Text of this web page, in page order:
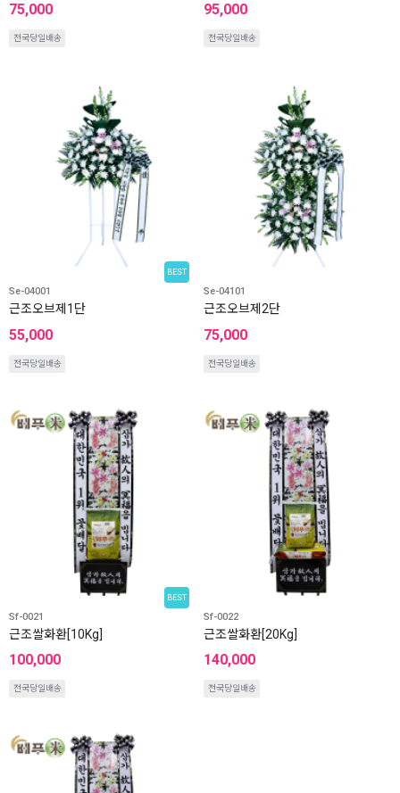
75,000
전국당일배송
95,000
전국당일배송
BEST
Se-04001
근조오브제1단
55,000
전국당일배송
Se-04101
근조오브제2단
75,000
전국당일배송
BEST
Sf-0021
근조쌀화환[10Kg]
100,000
전국당일배송
Sf-0022
근조쌀화환[20Kg]
140,000
전국당일배송